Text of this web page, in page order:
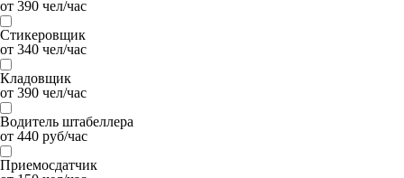
от 390 чел/час
Стикеровщик
от 340 чел/час
Кладовщик
от 390 чел/час
Водитель штабеллера
от 440 руб/час
Приемосдатчик